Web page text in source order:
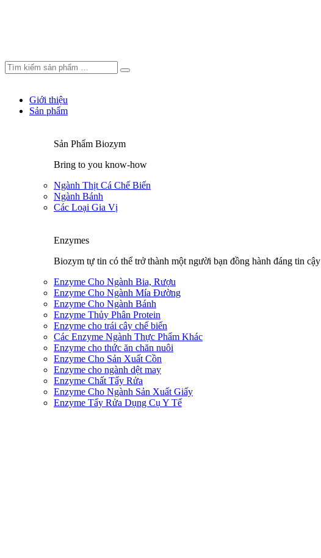
Giới thiệu
Sản phẩm
Sản Phẩm Biozym
Bring to you know-how
Ngành Thịt Cá Chế Biến
Ngành Bánh
Các Loại Gia Vị
Enzymes
Biozym tự tin có thể trở thành một người bạn đồng hành đáng tin cậy
Enzyme Cho Ngành Bia, Rượu
Enzyme Cho Ngành Mía Đường
Enzyme Cho Ngành Bánh
Enzyme Thủy Phân Protein
Enzyme cho trái cây chế biến
Các Enzyme Ngành Thực Phẩm Khác
Enzyme cho thức ăn chăn nuôi
Enzyme Cho Sản Xuất Cồn
Enzyme cho ngành dệt may
Enzyme Chất Tẩy Rửa
Enzyme Cho Ngành Sản Xuất Giấy
Enzyme Tẩy Rửa Dụng Cụ Y Tế